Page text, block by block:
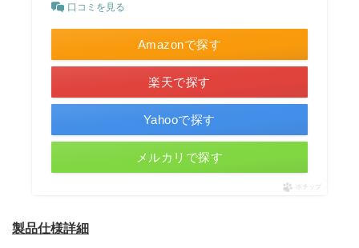
口コミを見る
Amazonで探す
楽天で探す
Yahooで探す
メルカリで探す
ポチップ
製品仕様詳細